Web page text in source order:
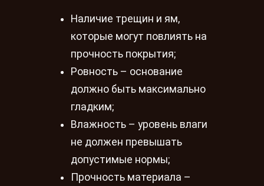
Наличие трещин и ям,
которые могут повлиять на
прочность покрытия;
Ровность – основание
должно быть максимально
гладким;
Влажность – уровень влаги
не должен превышать
допустимые нормы;
Прочность материала –